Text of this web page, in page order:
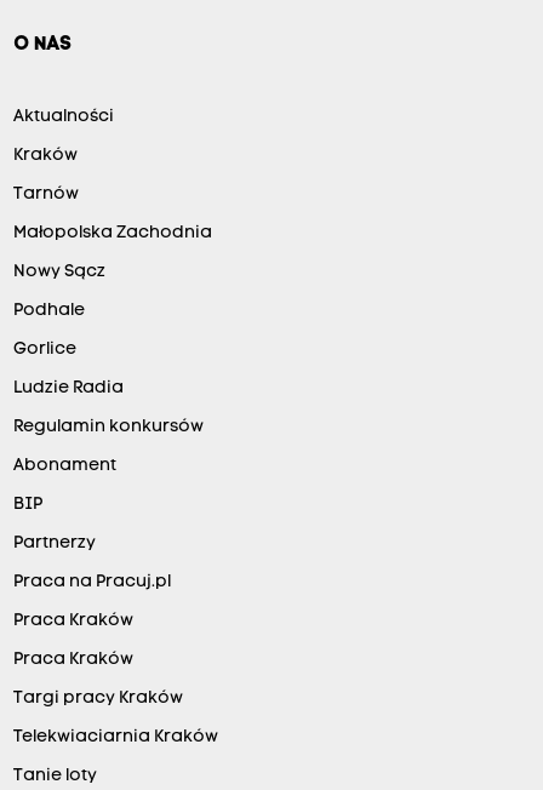
O NAS
Aktualności
Kraków
Tarnów
Małopolska Zachodnia
Nowy Sącz
Podhale
Gorlice
Ludzie Radia
Regulamin konkursów
Abonament
BIP
Partnerzy
Praca na Pracuj.pl
Praca Kraków
Praca Kraków
Targi pracy Kraków
Telekwiaciarnia Kraków
Tanie loty